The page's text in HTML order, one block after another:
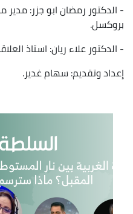
- الدكتور رمضان ابو جزر:
بروكسل.
- الدكتور علاء ريان: استاذ
إعداد وتقديم: سهام غدير.